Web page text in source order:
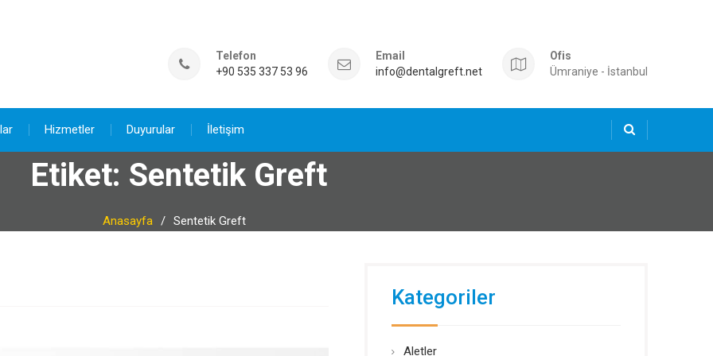
Telefon
+90 535 337 53 96
Email
info@dentalgreft.net
Ofis
Ümraniye - İstanbul
Hizmetler Duyurular İletişim
Etiket: Sentetik Greft
Anasayfa Sentetik Greft
Kategoriler
Aletler